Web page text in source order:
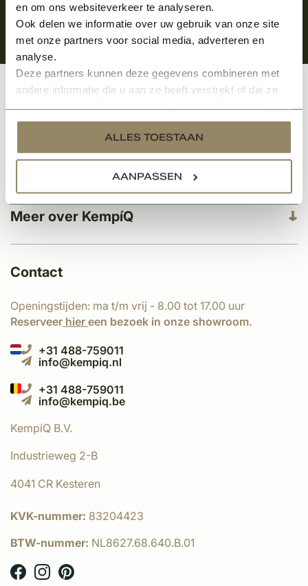
en om ons websiteverkeer te analyseren.
Ook delen we informatie over uw gebruik van onze site
met onze partners voor social media, adverteren en
analyse.
Deze partners kunnen deze gegevens combineren met
andere informatie die u aan ze heeft verstrekt of die ze
services.
ALLES TOESTAAN
AANPASSEN
Meer over KempíQ
Klantenservice
Categorieën
Contact
Openingstijden: ma t/m vrij - 8.00 tot 17.00 uur
Reserveer hier een bezoek in onze showroom.
+31 488-759011
info@kempiq.nl
+31 488-759011
info@kempiq.be
KempíQ B.V.
Industrieweg 2-B
4041 CR Kesteren
KVK-nummer: 83204423
BTW-nummer: NL8627.68.640.B.01